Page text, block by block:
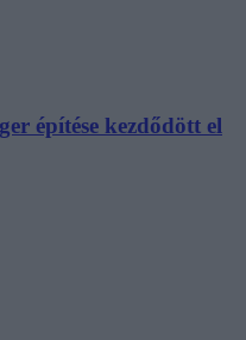
építése kezdődött el